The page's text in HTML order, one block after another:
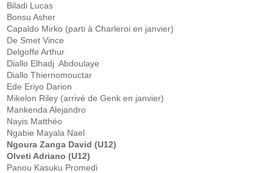
Biladi Lucas
Bonsu Asher
Capaldo Mirko (parti à Charleroi en janvier)
De Smet Vince
Delgoffe Arthur
Diallo Elhadj Abdoulaye
Diallo Thiernomouctar
Ede Eriyo Darion
Mikelon Riley (arrivé de Genk en janvier)
Mankenda Alejandro
Nayis Matthéo
Ngabie Mayala Nael
Ngoura Zanga David (U12)
Olveti Adriano (U12)
Panou Kasuku Promedi